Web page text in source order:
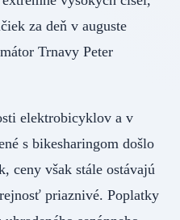
za deň v auguste
Trnavy Peter
elektrobicyklov a v
s bikesharingom došlo
ceny však stále ostávajú
priaznivé. Poplatky